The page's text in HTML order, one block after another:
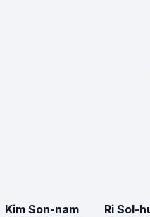
Kim Son-nam
Ri Sol-